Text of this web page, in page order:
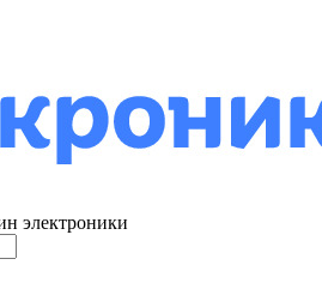
электроники